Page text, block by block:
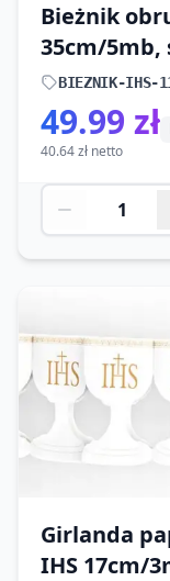
Bieżnik
35cm/5mb,
BIEZNIK-IHS-
49.99 zł
40.64 zł netto
Girlanda
IHS 17cm/